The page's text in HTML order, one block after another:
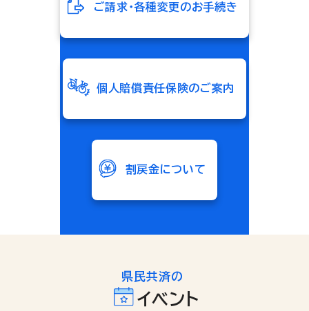
ご請求・各種変更のお手続き
個人賠償責任保険のご案内
割戻金について
県民共済の
イベント